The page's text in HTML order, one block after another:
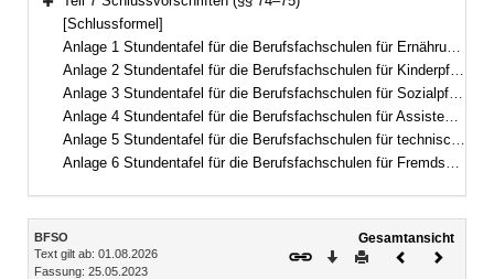
Bereich erweitern
[Schlussformel]
Anlage 1 Stundentafel für die Berufsfachschulen für Ernährung und Versorgung
Anlage 2 Stundentafel für die Berufsfachschulen für Kinderpflege
Anlage 3 Stundentafel für die Berufsfachschulen für Sozialpflege
Anlage 4 Stundentafel für die Berufsfachschulen für Assistenten für Hotel- und Tourismusmanagement
Anlage 5 Stundentafel für die Berufsfachschulen für technische Assistenten für Informatik
Anlage 6 Stundentafel für die Berufsfachschulen für Fremdsprachenberufe
Inhalt
BFSO
Text gilt ab: 01.08.2026
Fassung: 25.05.2023
Gesamtansicht
Download
DruckenVorheriges